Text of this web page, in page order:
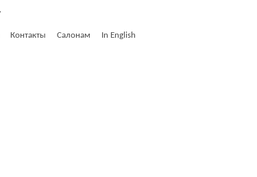
Контакты Салонам In English